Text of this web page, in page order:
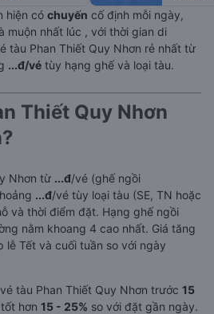
hiện có chuyến cố định mỗi ngày,
muộn nhất lúc , với thời gian di
tàu Phan Thiết Quy Nhơn rẻ nhất từ
...đ/vé tùy hạng ghế và loại tàu.
Thiết Quy Nhơn
Nhơn từ ...đ/vé (ghế ngồi
...đ/vé tùy loại tàu (SE, TN hoặc
và thời điểm đặt. Hạng ghế ngồi
nằm khoang 4 cao nhất. Giá tăng
lễ Tết và cuối tuần so với ngày
tàu Phan Thiết Quy Nhơn trước 15
hơn 15 - 25% so với đặt gần ngày.